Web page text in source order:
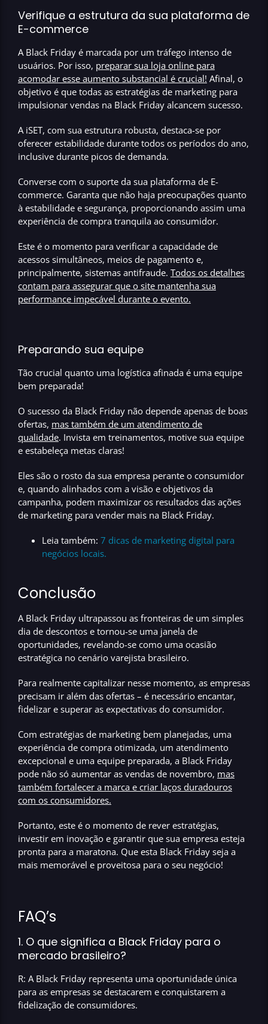
Verifique a estrutura da sua plataforma de
E-commerce
A Black Friday é marcada por um tráfego intenso de
usuários. Por isso, preparar sua loja online para
acomodar esse aumento substancial é crucial! Afinal, o
objetivo é que todas as estratégias de marketing para
impulsionar vendas na Black Friday alcancem sucesso.
A iSET, com sua estrutura robusta, destaca-se por
oferecer estabilidade durante todos os períodos do ano,
inclusive durante picos de demanda.
Converse com o suporte da sua plataforma de E-
commerce. Garanta que não haja preocupações quanto
à estabilidade e segurança, proporcionando assim uma
experiência de compra tranquila ao consumidor.
Este é o momento para verificar a capacidade de
acessos simultâneos, meios de pagamento e,
principalmente, sistemas antifraude. Todos os detalhes
contam para assegurar que o site mantenha sua
performance impecável durante o evento.
Preparando sua equipe
Tão crucial quanto uma logística afinada é uma equipe
bem preparada!
O sucesso da Black Friday não depende apenas de boas
ofertas, mas também de um atendimento de
qualidade. Invista em treinamentos, motive sua equipe
e estabeleça metas claras!
Eles são o rosto da sua empresa perante o consumidor
e, quando alinhados com a visão e objetivos da
campanha, podem maximizar os resultados das ações
de marketing para vender mais na Black Friday.
Leia também: 7 dicas de marketing digital para
negócios locais.
Conclusão
A Black Friday ultrapassou as fronteiras de um simples
dia de descontos e tornou-se uma janela de
oportunidades, revelando-se como uma ocasião
estratégica no cenário varejista brasileiro.
Para realmente capitalizar nesse momento, as empresas
precisam ir além das ofertas – é necessário encantar,
fidelizar e superar as expectativas do consumidor.
Com estratégias de marketing bem planejadas, uma
experiência de compra otimizada, um atendimento
excepcional e uma equipe preparada, a Black Friday
pode não só aumentar as vendas de novembro, mas
também fortalecer a marca e criar laços duradouros
com os consumidores.
Portanto, este é o momento de rever estratégias,
investir em inovação e garantir que sua empresa esteja
pronta para a maratona. Que esta Black Friday seja a
mais memorável e proveitosa para o seu negócio!
FAQ’s
1. O que significa a Black Friday para o
mercado brasileiro?
R: A Black Friday representa uma oportunidade única
para as empresas se destacarem e conquistarem a
fidelização de consumidores.